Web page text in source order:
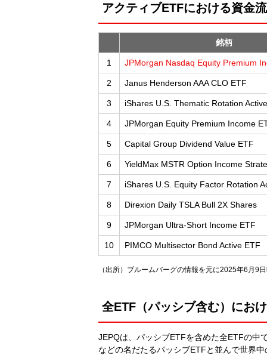
アクティブETFにおける資
銘柄
1 JPMorgan Nasdaq Equity Premium
2 Janus Henderson AAA CLO ETF
3 iShares U.S. Thematic Rotation
4 JPMorgan Equity Premium Income
5 Capital Group Dividend Value ETF
6 YieldMax MSTR Option Income
7 iShares U.S. Equity Factor Rotation
8 Direxion Daily TSLA Bull 2X Shares
9 JPMorgan Ultra-Short Income ETF
10 PIMCO Multisector Bond Active ETF
（出所）ブルームバーグの情報を元に2025年6月9
全ETF（パッシブ含む）に
JEPQは、パッシブETFを含めた全ETFの中
などの名だたるパッシブETFと並んで世界